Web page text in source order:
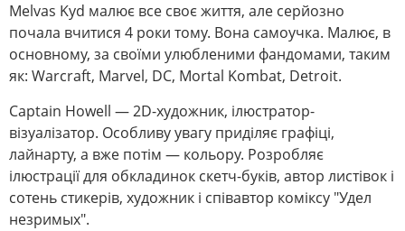
Melvas Kyd малює все своє життя, але серйозно
почала вчитися 4 роки тому. Вона самоучка. Малює, в
основному, за своїми улюбленими фандомами, таким
як: Warcraft, Marvel, DC, Mortal Kombat, Detroit.
Captain Howell — 2D-художник, ілюстратор-
візуалізатор. Особливу увагу приділяє графіці,
лайнарту, а вже потім — кольору. Розробляє
ілюстрації для обкладинок скетч-буків, автор листівок і
сотень стикерів, художник і співавтор коміксу "Удел
незримых".